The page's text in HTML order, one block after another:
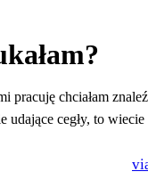
pracuję chciałam
udające cegły, to